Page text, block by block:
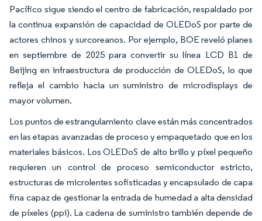
Pacífico sigue siendo el centro de fabricación, respaldado por
la continua expansión de capacidad de OLEDoS por parte de
actores chinos y surcoreanos. Por ejemplo, BOE reveló planes
en septiembre de 2025 para convertir su línea LCD B1 de
Beijing en infraestructura de producción de OLEDoS, lo que
refleja el cambio hacia un suministro de microdisplays de
mayor volumen.
Los puntos de estrangulamiento clave están más concentrados
en las etapas avanzadas de proceso y empaquetado que en los
materiales básicos. Los OLEDoS de alto brillo y píxel pequeño
requieren un control de proceso semiconductor estricto,
estructuras de microlentes sofisticadas y encapsulado de capa
fina capaz de gestionar la entrada de humedad a alta densidad
de píxeles (ppi). La cadena de suministro también depende de